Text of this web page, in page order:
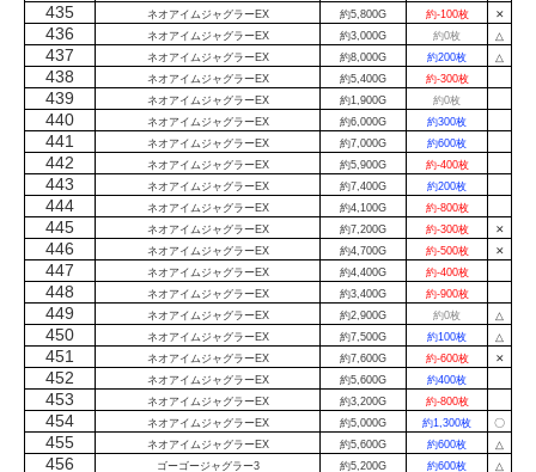
435
ネオアイムジャグラーEX 約5,800G 約-100枚 ✕
436 ネオアイムジャグラーEX 約3,000G 約0枚 △
437 ネオアイムジャグラーEX 約8,000G 約200枚 △
438 ネオアイムジャグラーEX 約5,400G 約-300枚
439 ネオアイムジャグラーEX 約1,900G 約0枚
440 ネオアイムジャグラーEX 約6,000G 約300枚
441 ネオアイムジャグラーEX 約7,000G 約600枚
442 ネオアイムジャグラーEX 約5,900G 約-400枚
443 ネオアイムジャグラーEX 約7,400G 約200枚
444 ネオアイムジャグラーEX 約4,100G 約-800枚
445 ネオアイムジャグラーEX 約7,200G 約-300枚 ✕
446 ネオアイムジャグラーEX 約4,700G 約-500枚 ✕
447 ネオアイムジャグラーEX 約4,400G 約-400枚
448 ネオアイムジャグラーEX 約3,400G 約-900枚
449 ネオアイムジャグラーEX 約2,900G 約0枚 △
450 ネオアイムジャグラーEX 約7,500G 約100枚 △
451 ネオアイムジャグラーEX 約7,600G 約-600枚 ✕
452 ネオアイムジャグラーEX 約5,600G 約400枚
453 ネオアイムジャグラーEX 約3,200G 約-800枚
454 ネオアイムジャグラーEX 約5,000G 約1,300枚 〇
455 ネオアイムジャグラーEX 約5,600G 約600枚 △
456 ゴーゴージャグラー3 約5,200G 約600枚 △